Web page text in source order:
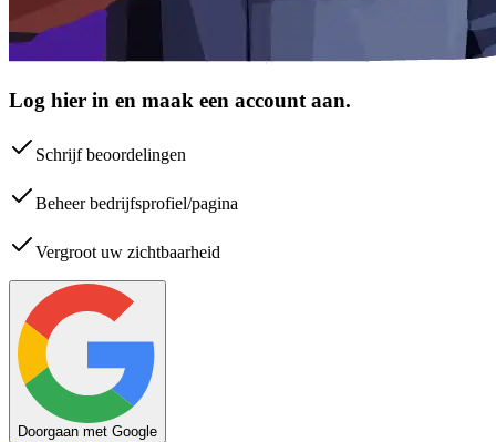
Log hier in en maak een account aan.
Schrijf beoordelingen
Beheer bedrijfsprofiel/pagina
Vergroot uw zichtbaarheid
Doorgaan met Google